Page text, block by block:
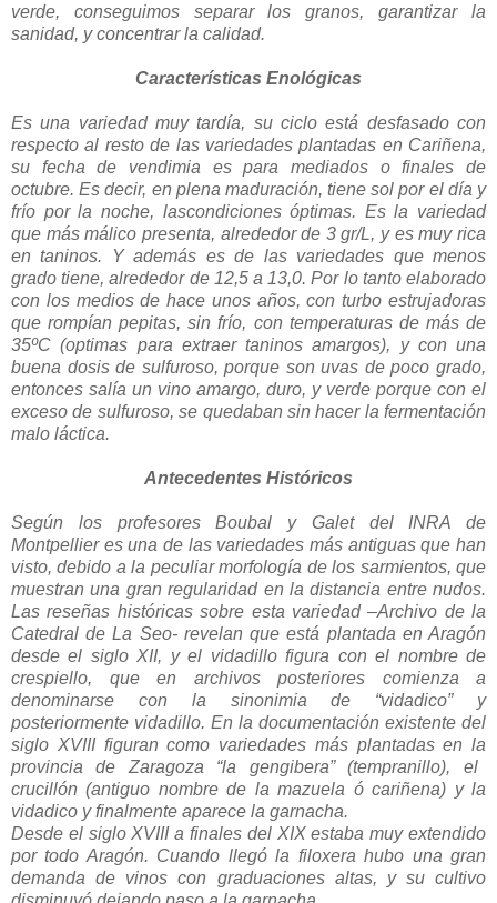
verde, conseguimos separar los granos, garantizar la
sanidad, y concentrar la calidad.
Características Enológicas
Es una variedad muy tardía, su ciclo está desfasado con
respecto al resto de las variedades plantadas en Cariñena,
su fecha de vendimia es para mediados o finales de
octubre. Es decir, en plena maduración, tiene sol por el día y
frío por la noche, lascondiciones óptimas. Es la variedad
que más málico presenta, alrededor de 3 gr/L, y es muy rica
en taninos. Y además es de las variedades que menos
grado tiene, alrededor de 12,5 a 13,0. Por lo tanto elaborado
con los medios de hace unos años, con turbo estrujadoras
que rompían pepitas, sin frío, con temperaturas de más de
35ºC (optimas para extraer taninos amargos), y con una
buena dosis de sulfuroso, porque son uvas de poco grado,
entonces salía un vino amargo, duro, y verde porque con el
exceso de sulfuroso, se quedaban sin hacer la fermentación
malo láctica.
Antecedentes Históricos
Según los profesores Boubal y Galet del INRA de
Montpellier es una de las variedades más antiguas que han
visto, debido a la peculiar morfología de los sarmientos, que
muestran una gran regularidad en la distancia entre nudos.
Las reseñas históricas sobre esta variedad –Archivo de la
Catedral de La Seo- revelan que está plantada en Aragón
desde el siglo XII, y el vidadillo figura con el nombre de
crespiello, que en archivos posteriores comienza a
denominarse con la sinonimia de “vidadico” y
posteriormente vidadillo. En la documentación existente del
siglo XVIII figuran como variedades más plantadas en la
provincia de Zaragoza “la gengibera” (tempranillo), el
crucillón (antiguo nombre de la mazuela ó cariñena) y la
vidadico y finalmente aparece la garnacha.
Desde el siglo XVIII a finales del XIX estaba muy extendido
por todo Aragón. Cuando llegó la filoxera hubo una gran
demanda de vinos con graduaciones altas, y su cultivo